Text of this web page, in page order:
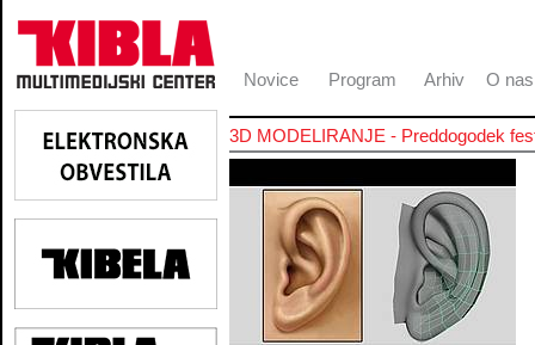
Novice Program Arhiv O nas
3D MODELIRANJE - Preddogodek